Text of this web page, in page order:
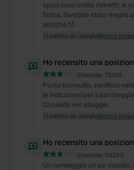
spazi sono molto ristretti; le
fatica. Sarebbe stato meglio
anziché 13.
Tradotto da GoogleMostra
Ho recensito una
Sitecode: 75015
Posto tranquillo, panificio
le indicazioni per il
Conseillé nel villaggio.
Tradotto da GoogleMostra
Ho recensito una
Sitecode: 59290
Un campeggio un po'